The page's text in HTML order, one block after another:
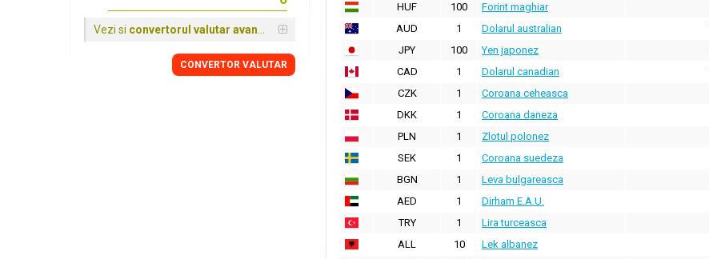
HUF
100 Forint maghiar
AUD
1 Dolarul australian
JPY
100 Yen japonez
CAD
1 Dolarul canadian
CZK
1 Coroana ceheasca
DKK
1 Coroana daneza
PLN
1 Zlotul polonez
SEK
1 Coroana suedeza
BGN
1 Leva bulgareasca
AED
1 Dirham E.A.U.
TRY
1 Lira turceasca
ALL
10 Lek albanez
Vezi si convertorul valutar avansat
CONVERTOR VALUTAR